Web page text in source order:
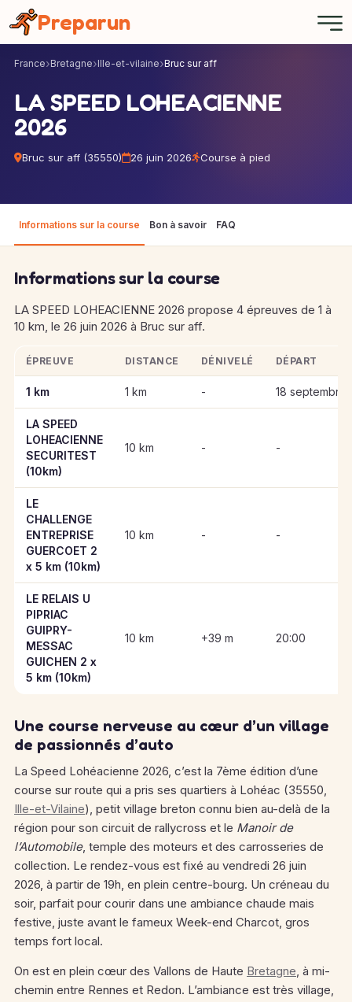
Preparun
France Bretagne Ille-et-vilaine Bruc sur aff
LA SPEED LOHEACIENNE
2026
Bruc sur aff (35550) 26 juin 2026 Course à pied
Informations sur la course Bon à savoir FAQ
Informations sur la course
LA SPEED LOHEACIENNE 2026 propose 4 épreuves de 1 à
10 km, le 26 juin 2026 à Bruc sur aff.
Informations clés des épreuves de LA SPEED LOHEACIENNE
ÉPREUVE DISTANCE DÉNIVELÉ DÉPART
1 km 1 km - 18 septembre
LA SPEED
LOHEACIENNE
SECURITEST
(10km)
10 km - -
LE
CHALLENGE
ENTREPRISE
GUERCOET 2
x 5 km (10km)
10 km - -
LE RELAIS U
PIPRIAC
GUIPRY-
MESSAC
GUICHEN 2 x
5 km (10km)
10 km +39 m 20:00
Une course nerveuse au cœur d’un village
de passionnés d’auto
La Speed Lohéacienne 2026, c’est la 7ème édition d’une
course sur route qui a pris ses quartiers à Lohéac (35550,
Ille-et-Vilaine), petit village breton connu bien au-delà de la
région pour son circuit de rallycross et le Manoir de
l’Automobile, temple des moteurs et des carrosseries de
collection. Le rendez-vous est fixé au vendredi 26 juin
2026, à partir de 19h, en plein centre-bourg. Un créneau du
soir, parfait pour courir dans une ambiance chaude mais
festive, juste avant le fameux Week-end Charcot, gros
temps fort local.
On est en plein cœur des Vallons de Haute Bretagne, à mi-
chemin entre Rennes et Redon. L’ambiance est très village,
Panneau de gestion des cookies